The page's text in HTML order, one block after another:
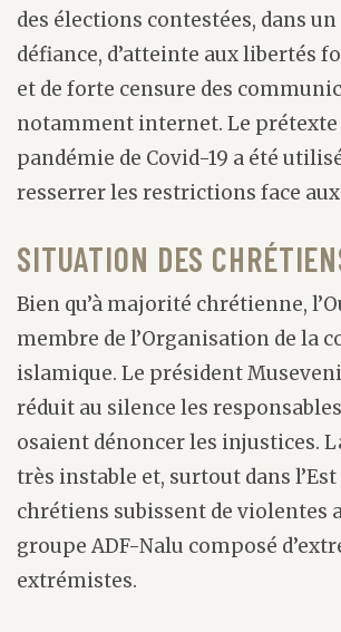
des élections contestées, dans
défiance, d’atteinte aux libertés
et de forte censure des
notamment internet. Le prétexte
pandémie de Covid-19 a été
resserrer les restrictions face
SITUATION DES
Bien qu’à majorité chrétienne,
membre de l’Organisation de la
islamique. Le président
réduit au silence les
osaient dénoncer les injustices.
très instable et, surtout dans l’Est
chrétiens subissent de violentes
groupe ADF-Nalu composé
extrémistes.